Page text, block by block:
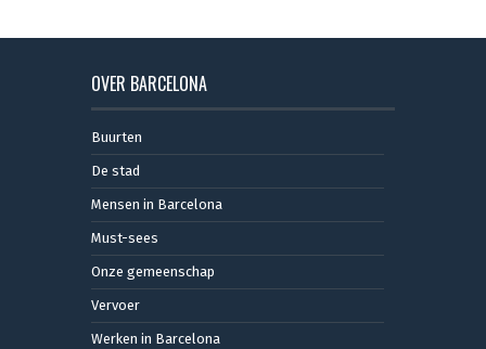
OVER BARCELONA
Buurten
De stad
Mensen in Barcelona
Must-sees
Onze gemeenschap
Vervoer
Werken in Barcelona